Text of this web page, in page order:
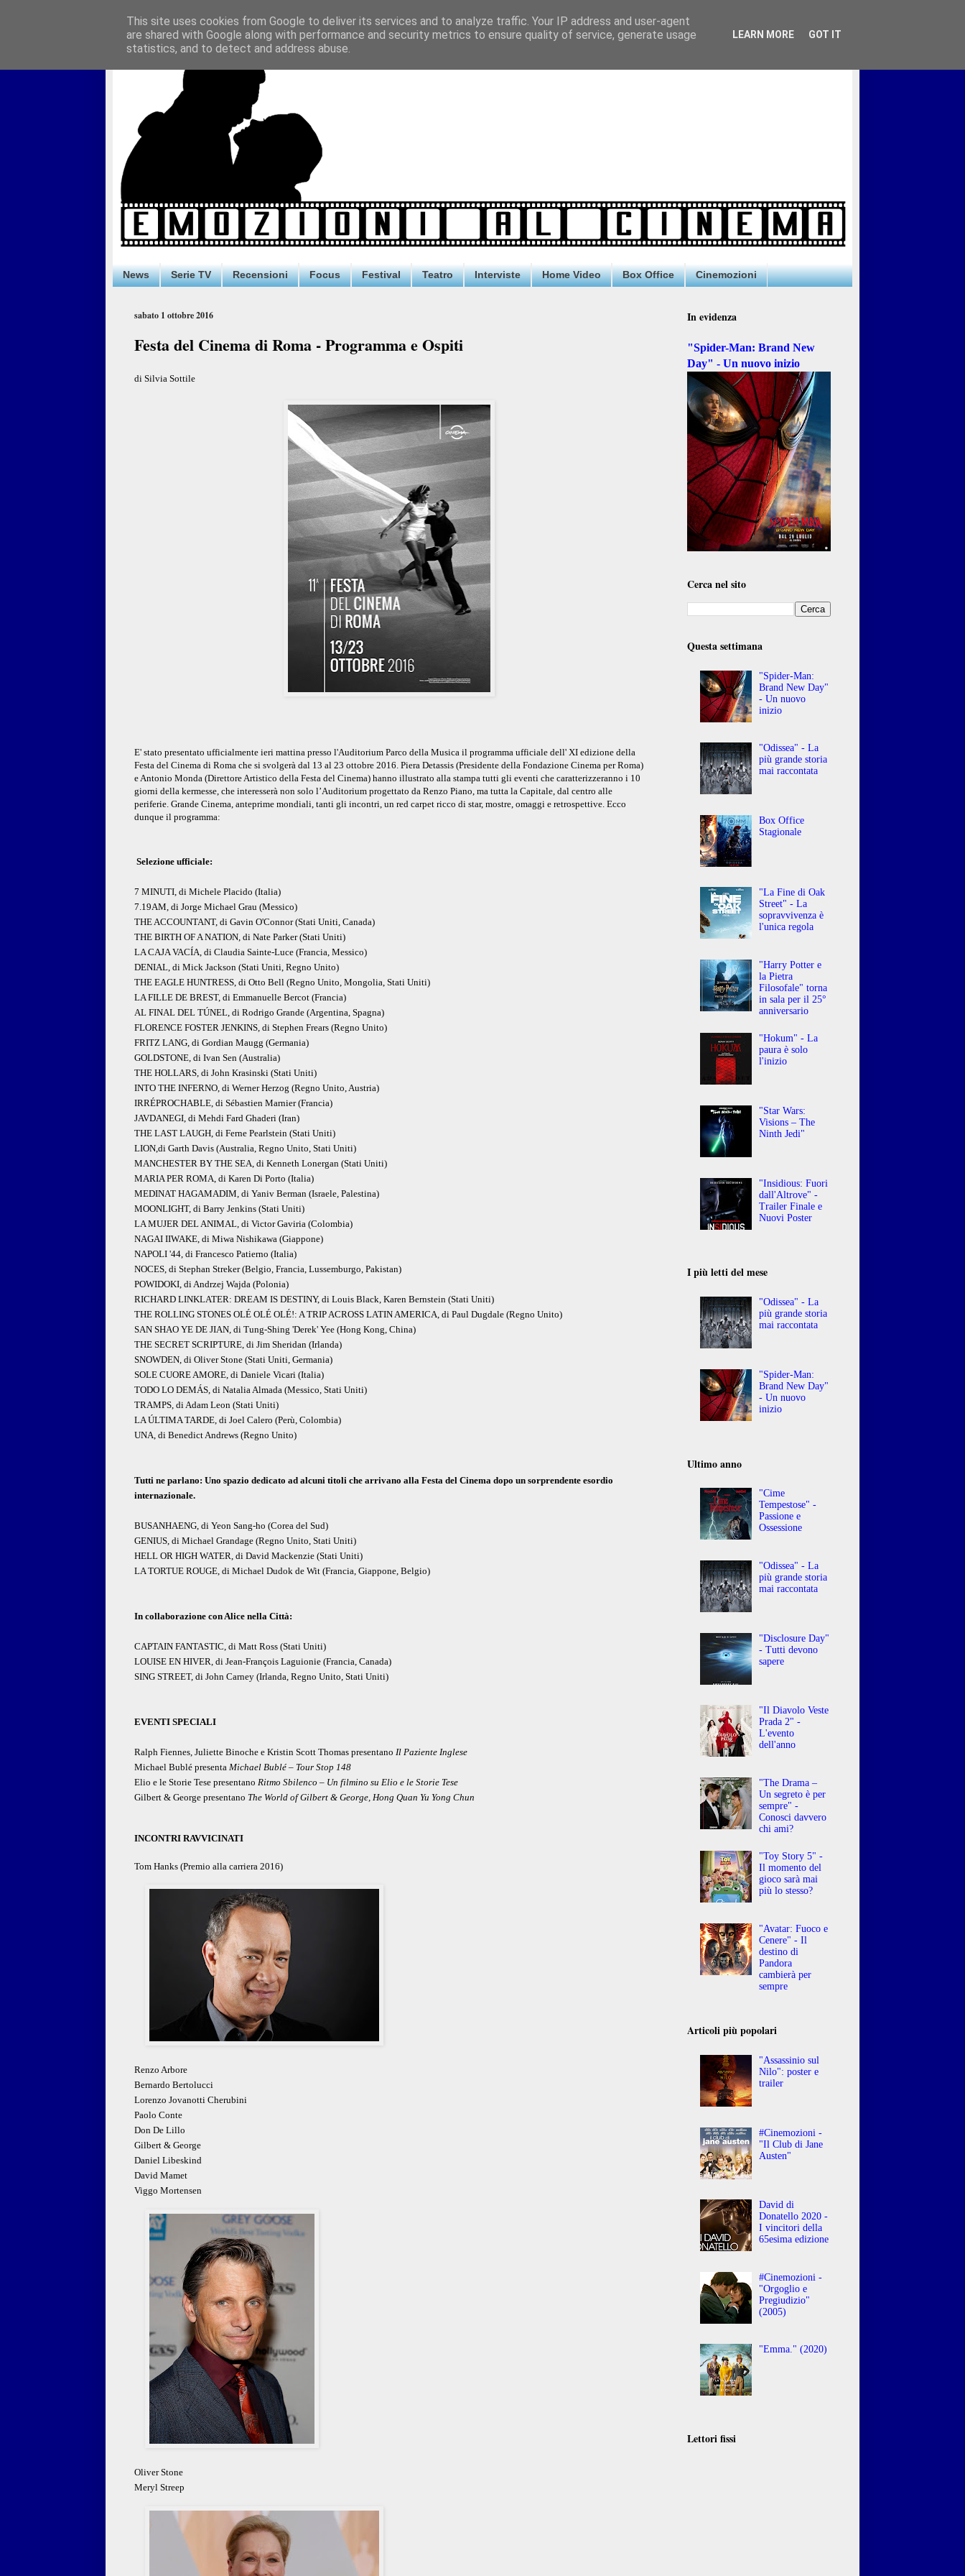
News Serie TV Recensioni Focus Festival Teatro Interviste Home Video Box Office Cinemozioni
sabato 1 ottobre 2016
Festa del Cinema di Roma - Programma e Ospiti
di Silvia Sottile
E' stato presentato ufficialmente ieri mattina presso l'Auditorium Parco della Musica il programma ufficiale dell' XI edizione della
Festa del Cinema di Roma che si svolgerà dal 13 al 23 ottobre 2016. Piera Detassis (Presidente della Fondazione Cinema per Roma)
e Antonio Monda (Direttore Artistico della Festa del Cinema) hanno illustrato alla stampa tutti gli eventi che caratterizzeranno i 10
giorni della kermesse, che interesserà non solo l’Auditorium progettato da Renzo Piano, ma tutta la Capitale, dal centro alle
periferie. Grande Cinema, anteprime mondiali, tanti gli incontri, un red carpet ricco di star, mostre, omaggi e retrospettive. Ecco
dunque il programma:
Selezione ufficiale:
7 MINUTI, di Michele Placido (Italia)
7.19AM, di Jorge Michael Grau (Messico)
THE ACCOUNTANT, di Gavin O'Connor (Stati Uniti, Canada)
THE BIRTH OF A NATION, di Nate Parker (Stati Uniti)
LA CAJA VACÍA, di Claudia Sainte-Luce (Francia, Messico)
DENIAL, di Mick Jackson (Stati Uniti, Regno Unito)
THE EAGLE HUNTRESS, di Otto Bell (Regno Unito, Mongolia, Stati Uniti)
LA FILLE DE BREST, di Emmanuelle Bercot (Francia)
AL FINAL DEL TÚNEL, di Rodrigo Grande (Argentina, Spagna)
FLORENCE FOSTER JENKINS, di Stephen Frears (Regno Unito)
FRITZ LANG, di Gordian Maugg (Germania)
GOLDSTONE, di Ivan Sen (Australia)
THE HOLLARS, di John Krasinski (Stati Uniti)
INTO THE INFERNO, di Werner Herzog (Regno Unito, Austria)
IRRÉPROCHABLE, di Sébastien Marnier (Francia)
JAVDANEGI, di Mehdi Fard Ghaderi (Iran)
THE LAST LAUGH, di Ferne Pearlstein (Stati Uniti)
LION,di Garth Davis (Australia, Regno Unito, Stati Uniti)
MANCHESTER BY THE SEA, di Kenneth Lonergan (Stati Uniti)
MARIA PER ROMA, di Karen Di Porto (Italia)
MEDINAT HAGAMADIM, di Yaniv Berman (Israele, Palestina)
MOONLIGHT, di Barry Jenkins (Stati Uniti)
LA MUJER DEL ANIMAL, di Victor Gaviria (Colombia)
NAGAI IIWAKE, di Miwa Nishikawa (Giappone)
NAPOLI '44, di Francesco Patierno (Italia)
NOCES, di Stephan Streker (Belgio, Francia, Lussemburgo, Pakistan)
POWIDOKI, di Andrzej Wajda (Polonia)
RICHARD LINKLATER: DREAM IS DESTINY, di Louis Black, Karen Bernstein (Stati Uniti)
THE ROLLING STONES OLÉ OLÉ OLÉ!: A TRIP ACROSS LATIN AMERICA, di Paul Dugdale (Regno Unito)
SAN SHAO YE DE JIAN, di Tung-Shing 'Derek' Yee (Hong Kong, China)
THE SECRET SCRIPTURE, di Jim Sheridan (Irlanda)
SNOWDEN, di Oliver Stone (Stati Uniti, Germania)
SOLE CUORE AMORE, di Daniele Vicari (Italia)
TODO LO DEMÁS, di Natalia Almada (Messico, Stati Uniti)
TRAMPS, di Adam Leon (Stati Uniti)
LA ÚLTIMA TARDE, di Joel Calero (Perù, Colombia)
UNA, di Benedict Andrews (Regno Unito)
Tutti ne parlano: Uno spazio dedicato ad alcuni titoli che arrivano alla Festa del Cinema dopo un sorprendente esordio
internazionale.
BUSANHAENG, di Yeon Sang-ho (Corea del Sud)
GENIUS, di Michael Grandage (Regno Unito, Stati Uniti)
HELL OR HIGH WATER, di David Mackenzie (Stati Uniti)
LA TORTUE ROUGE, di Michael Dudok de Wit (Francia, Giappone, Belgio)
In collaborazione con Alice nella Città:
CAPTAIN FANTASTIC, di Matt Ross (Stati Uniti)
LOUISE EN HIVER, di Jean-François Laguionie (Francia, Canada)
SING STREET, di John Carney (Irlanda, Regno Unito, Stati Uniti)
EVENTI SPECIALI
Ralph Fiennes, Juliette Binoche e Kristin Scott Thomas presentano Il Paziente Inglese
Michael Bublé presenta Michael Bublé – Tour Stop 148
Elio e le Storie Tese presentano Ritmo Sbilenco – Un filmino su Elio e le Storie Tese
Gilbert & George presentano The World of Gilbert & George, Hong Quan Yu Yong Chun
INCONTRI RAVVICINATI
Tom Hanks (Premio alla carriera 2016)
Renzo Arbore
Bernardo Bertolucci
Lorenzo Jovanotti Cherubini
Paolo Conte
Don De Lillo
Gilbert & George
Daniel Libeskind
David Mamet
Viggo Mortensen
Oliver Stone
Meryl Streep
In evidenza
"Spider-Man: Brand New
Day" - Un nuovo inizio
Cerca nel sito
Questa settimana
"Spider-Man:
Brand New Day"
- Un nuovo
inizio
"Odissea" - La
più grande storia
mai raccontata
Box Office
Stagionale
"La Fine di Oak
Street" - La
sopravvivenza è
l'unica regola
"Harry Potter e
la Pietra
Filosofale" torna
in sala per il 25°
anniversario
"Hokum" - La
paura è solo
l'inizio
"Star Wars:
Visions – The
Ninth Jedi"
"Insidious: Fuori
dall'Altrove" -
Trailer Finale e
Nuovi Poster
I più letti del mese
"Odissea" - La
più grande storia
mai raccontata
"Spider-Man:
Brand New Day"
- Un nuovo
inizio
Ultimo anno
"Cime
Tempestose" -
Passione e
Ossessione
"Odissea" - La
più grande storia
mai raccontata
"Disclosure Day"
- Tutti devono
sapere
"Il Diavolo Veste
Prada 2" -
L'evento
dell'anno
"The Drama –
Un segreto è per
sempre" -
Conosci davvero
chi ami?
"Toy Story 5" -
Il momento del
gioco sarà mai
più lo stesso?
"Avatar: Fuoco e
Cenere" - Il
destino di
Pandora
cambierà per
sempre
Articoli più popolari
"Assassinio sul
Nilo": poster e
trailer
#Cinemozioni -
"Il Club di Jane
Austen"
David di
Donatello 2020 -
I vincitori della
65esima edizione
#Cinemozioni -
"Orgoglio e
Pregiudizio"
(2005)
"Emma." (2020)
Lettori fissi
This site uses cookies from Google to deliver its services and to analyze traffic. Your IP address and user-agent
are shared with Google along with performance and security metrics to ensure quality of service, generate usage
statistics, and to detect and address abuse.
LEARN MORE GOT IT